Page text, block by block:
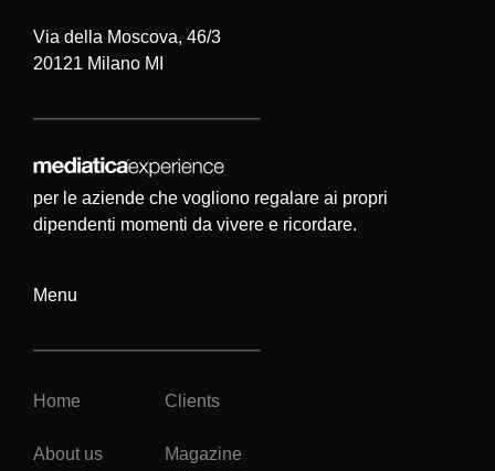
Via della Moscova, 46/3
20121 Milano MI
per le aziende che vogliono regalare ai propri
dipendenti momenti da vivere e ricordare.
Menu
Home Clients
About us Magazine